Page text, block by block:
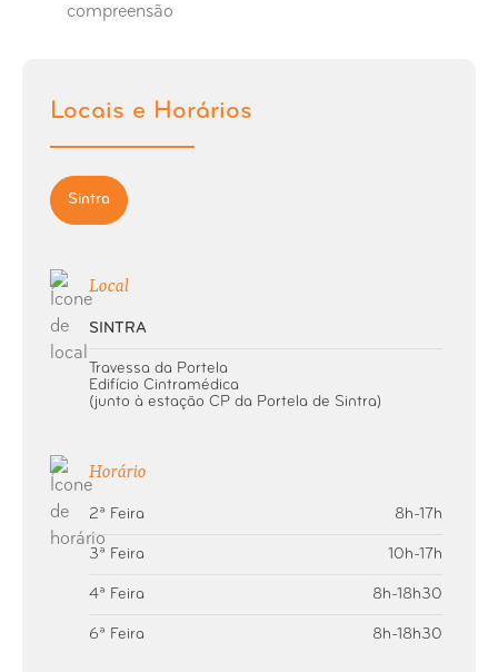
compreensão
Locais e Horários
Sintra
Local
SINTRA
Travessa da Portela
Edifício Cintramédica
(junto à estação CP da Portela de Sintra)
Horário
2ª Feira 8h-17h
3ª Feira 10h-17h
4ª Feira 8h-18h30
6ª Feira 8h-18h30